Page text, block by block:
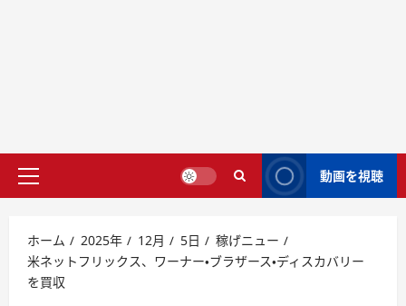
動画を視聴
ホーム 2025年 12月 5日
稼げニュー
米ネットフリックス、ワーナー・ブラザース・ディスカバリー
を買収